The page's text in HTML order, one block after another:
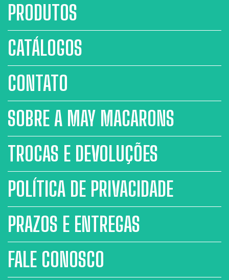
PRODUTOS
CATÁLOGOS
CONTATO
SOBRE A MAY MACARONS
TROCAS E DEVOLUÇÕES
POLÍTICA DE PRIVACIDADE
PRAZOS E ENTREGAS
FALE CONOSCO